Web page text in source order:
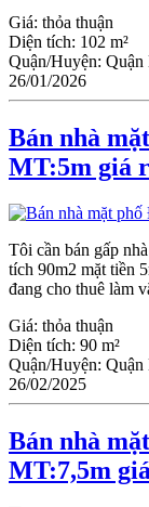
Giá: thỏa thuận
Diện tích: 102 m²
Quận/Huyện:
26/01/2026
Bán nhà
MT:5m giá
Tôi cần bán gấp
tích 90m2 mặt tiền
đang cho thuê làm
Giá: thỏa thuận
Diện tích: 90 m²
Quận/Huyện:
26/02/2025
Bán nhà
MT:7,5m